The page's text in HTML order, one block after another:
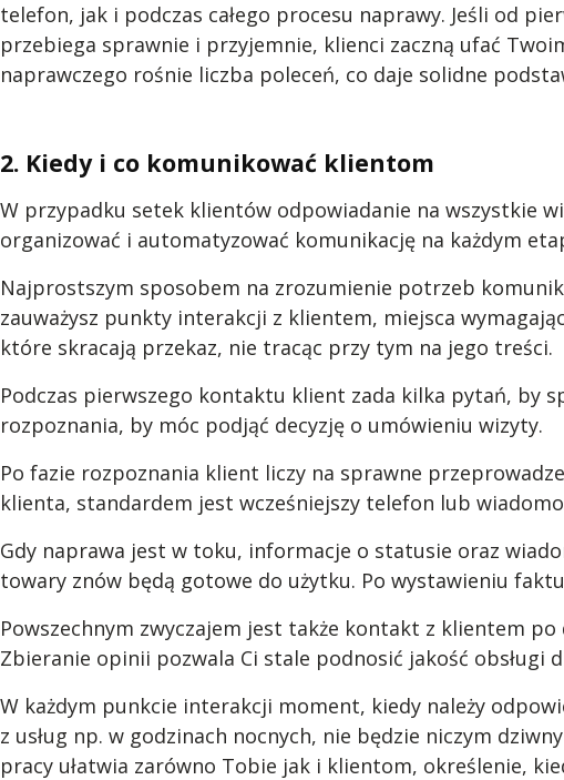
telefon, jak i podczas całego procesu naprawy. Jeśli od
przebiega sprawnie i przyjemnie, klienci zaczną ufać
naprawczego rośnie liczba poleceń, co daje solidne
2. Kiedy i co komunikować klientom
W przypadku setek klientów odpowiadanie na wszystkie
organizować i automatyzować komunikację na każdym
Najprostszym sposobem na zrozumienie potrzeb
zauważysz punkty interakcji z klientem, miejsca
które skracają przekaz, nie tracąc przy tym na jego treści.
Podczas pierwszego kontaktu klient zada kilka pytań, by
rozpoznania, by móc podjąć decyzję o umówieniu wizyty.
Po fazie rozpoznania klient liczy na sprawne
klienta, standardem jest wcześniejszy telefon lub
Gdy naprawa jest w toku, informacje o statusie oraz
towary znów będą gotowe do użytku. Po wystawieniu
Powszechnym zwyczajem jest także kontakt z klientem
Zbieranie opinii pozwala Ci stale podnosić jakość obsługi
W każdym punkcie interakcji moment, kiedy należy
z usług np. w godzinach nocnych, nie będzie niczym
pracy ułatwia zarówno Tobie jak i klientom, określenie,